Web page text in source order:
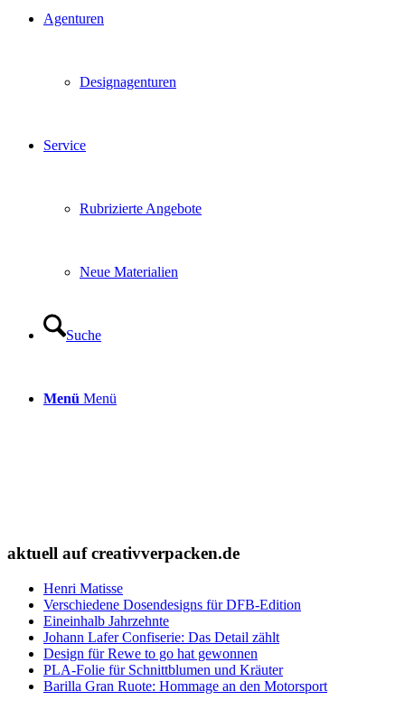
Agenturen
Designagenturen
Service
Rubrizierte Angebote
Neue Materialien
Suche
Menü Menü
aktuell auf creativverpacken.de
Henri Matisse
Verschiedene Dosendesigns für DFB-Edition
Eineinhalb Jahrzehnte
Johann Lafer Confiserie: Das Detail zählt
Design für Rewe to go hat gewonnen
PLA-Folie für Schnittblumen und Kräuter
Barilla Gran Ruote: Hommage an den Motorsport